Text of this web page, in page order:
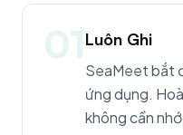
01Luôn Ghi
SeaMeet bắt
ứng dụng.
không cần